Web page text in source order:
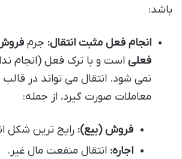
باشد:
انجام فعل مثبت انتقال: جرم
فعلی است و با ترک فعل (انجام
نمی شود. انتقال می تواند در قالب
معاملات صورت گیرد، از جمله:
فروش (بیع): رایج ترین شکل
اجاره: انتقال منفعت مال غیر.